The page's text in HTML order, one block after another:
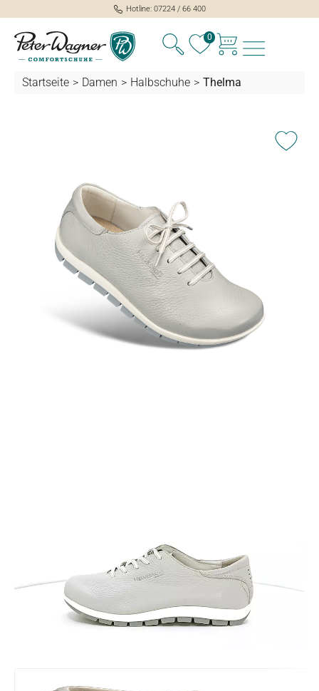
springen
Hotline: 07224 / 66 400
0
Startseite > Damen > Halbschuhe > Thelma